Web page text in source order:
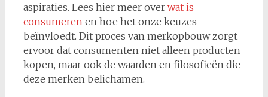
aspiraties. Lees hier meer over wat is
consumeren en hoe het onze keuzes
beïnvloedt. Dit proces van merkopbouw zorgt
ervoor dat consumenten niet alleen producten
kopen, maar ook de waarden en filosofieën die
deze merken belichamen.